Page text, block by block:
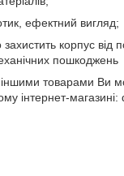
ефектний вигляд;
корпус від
пошкоджень
товарами Ви
інтернет-